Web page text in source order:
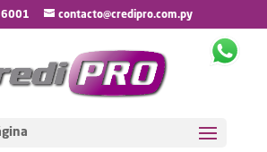
contacto@credipro.com.py